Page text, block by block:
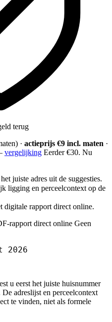
terug
· actieprijs €9 incl. maten ·
vergelijking Eerder €30. Nu
juiste adres uit de suggesties.
ligging en perceelcontext op de
digitale rapport direct online.
rapport direct online Geen
2026
u eerst het juiste huisnummer
adreslijst en perceelcontext
te vinden, niet als formele